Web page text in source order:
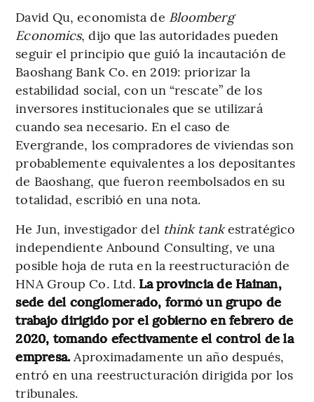
David Qu, economista de Bloomberg
Economics, dijo que las autoridades pueden
seguir el principio que guió la incautación de
Baoshang Bank Co. en 2019: priorizar la
estabilidad social, con un “rescate” de los
inversores institucionales que se utilizará
cuando sea necesario. En el caso de
Evergrande, los compradores de viviendas son
probablemente equivalentes a los depositantes
de Baoshang, que fueron reembolsados en su
totalidad, escribió en una nota.
He Jun, investigador del think tankestratégico
independiente Anbound Consulting, ve una
posible hoja de ruta en la reestructuración de
HNA Group Co. Ltd. La provincia de Hainan,
sede del conglomerado, formó un grupo de
trabajo dirigido por el gobierno en febrero de
2020, tomando efectivamente el control de la
empresa. Aproximadamente un año después,
entró en una reestructuración dirigida por los
tribunales.